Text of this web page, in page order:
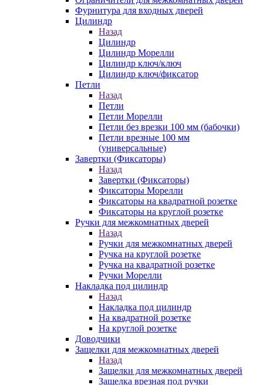
Фурнитура для входных дверей
Цилиндр
Назад
Цилиндр
Цилиндр Морелли
Цилиндр ключ/ключ
Цилиндр ключ/фиксатор
Петли
Назад
Петли
Петли Морелли
Петли без врезки 100 мм (бабочки)
Петли врезные 100 мм
(универсальные)
Завертки (Фиксаторы)
Назад
Завертки (Фиксаторы)
Фиксаторы Морелли
Фиксаторы на квадратной розетке
Фиксаторы на круглой розетке
Ручки для межкомнатных дверей
Назад
Ручки для межкомнатных дверей
Ручка на круглой розетке
Ручка на квадратной розетке
Ручки Морелли
Накладка под цилиндр
Назад
Накладка под цилиндр
На квадратной розетке
На круглой розетке
Доводчики
Защелки для межкомнатных дверей
Назад
Защелки для межкомнатных дверей
Защелка врезная под ручки